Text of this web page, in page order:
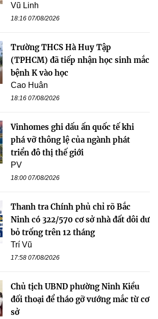
Vũ Linh
18:16 07/08/2026
Trường THCS Hà Huy Tập
(TPHCM) đã tiếp nhận học sinh mắc
bệnh K vào học
Cao Huân
18:16 07/08/2026
Vinhomes ghi dấu ấn quốc tế khi
phá vỡ thông lệ của ngành phát
triển đô thị thế giới
PV
18:00 07/08/2026
Thanh tra Chính phủ chỉ rõ Bắc
Ninh có 322/570 cơ sở nhà đất dôi dư
bỏ trống trên 12 tháng
Trí Vũ
17:58 07/08/2026
Chủ tịch UBND phường Ninh Kiều
đối thoại để tháo gỡ vướng mắc từ cơ
sở